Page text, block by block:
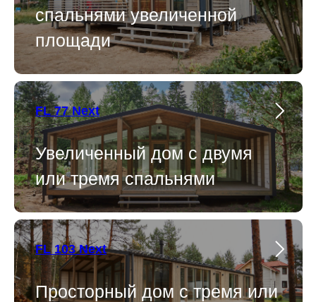
спальнями увеличенной
площади
FL 77 Next
Увеличенный дом с двумя
или тремя спальнями
FL 103 Next
Просторный дом с тремя или